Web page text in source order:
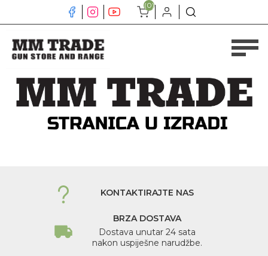
(0)
KONTAKTIRAJTE NAS
BRZA DOSTAVA
Dostava unutar 24 sata
nakon uspiješne narudžbe.